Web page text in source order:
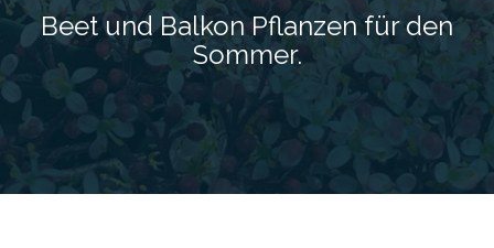
Beet und Balkon Pflanzen für den
Sommer.